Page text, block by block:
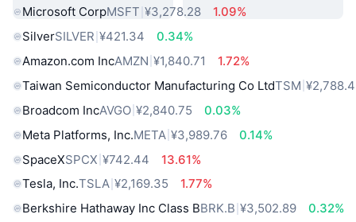
Microsoft CorpMSFT ¥3,278.28
1.09%
SilverSILVER ¥421.34
0.34%
Amazon.com IncAMZN ¥1,840.71
1.72%
Taiwan Semiconductor Manufacturing Co LtdTSM
Broadcom IncAVGO ¥2,840.75
0.03%
Meta Platforms, Inc.META ¥3,989.76
0.14%
SpaceXSPCX ¥742.44
13.61%
Tesla, Inc.TSLA ¥2,169.35
1.77%
Berkshire Hathaway Inc Class BBRK.B ¥3,502.89
0.32%